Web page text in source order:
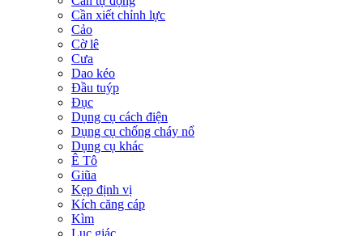
Cần xiết chỉnh lực
Cảo
Cờ lê
Cưa
Dao kéo
Đầu tuýp
Đục
Dụng cụ cách điện
Dụng cụ chống cháy nổ
Dụng cụ khác
Ê Tô
Giũa
Kẹp định vị
Kích căng cáp
Kìm
Lục giác